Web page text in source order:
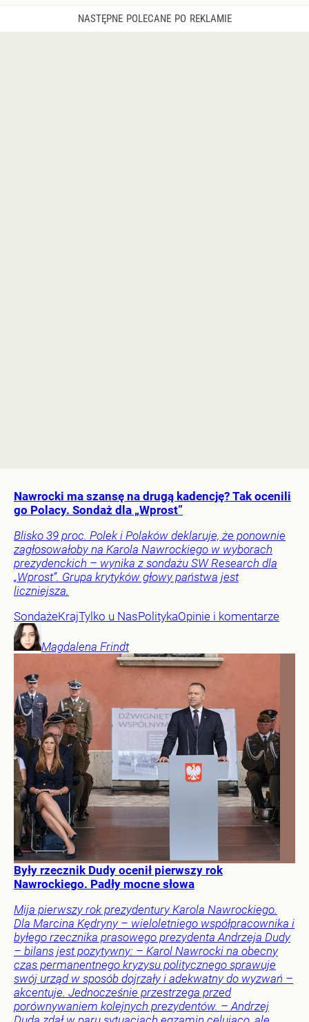
Nawrocki ma szansę na drugą kadencję? Tak ocenili
go Polacy. Sondaż dla „Wprost”
Blisko 39 proc. Polek i Polaków deklaruje, że ponownie
zagłosowałoby na Karola Nawrockiego w wyborach
prezydenckich – wynika z sondażu SW Research dla
„Wprost”. Grupa krytyków głowy państwa jest
liczniejsza.
SondażeKrajTylko u NasPolitykaOpinie i komentarze
Magdalena Frindt
Były rzecznik Dudy ocenił pierwszy rok
Nawrockiego. Padły mocne słowa
Mija pierwszy rok prezydentury Karola Nawrockiego.
Dla Marcina Kędryny – wieloletniego współpracownika i
byłego rzecznika prasowego prezydenta Andrzeja Dudy
– bilans jest pozytywny: – Karol Nawrocki na obecny
czas permanentnego kryzysu politycznego sprawuje
swój urząd w sposób dojrzały i adekwatny do wyzwań –
akcentuje. Jednocześnie przestrzega przed
porównywaniem kolejnych prezydentów. – Andrzej